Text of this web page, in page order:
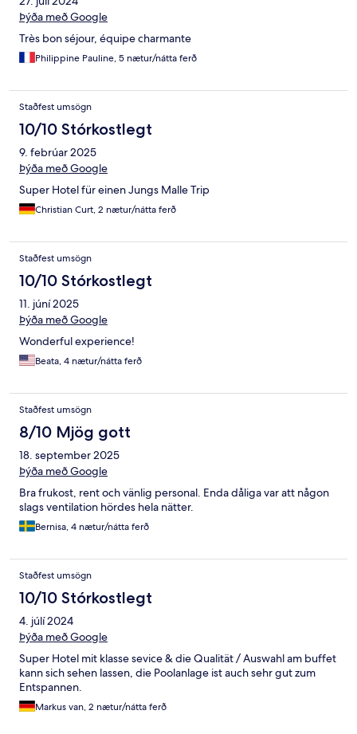
Þýða með Google
Très bon séjour, équipe charmante
Philippine Pauline, 5 nætur/nátta ferð
Staðfest umsögn
10/10 Stórkostlegt
9. febrúar 2025
Þýða með Google
Super Hotel für einen Jungs Malle Trip
Christian Curt, 2 nætur/nátta ferð
Staðfest umsögn
10/10 Stórkostlegt
11. júní 2025
Þýða með Google
Wonderful experience!
Beata, 4 nætur/nátta ferð
Staðfest umsögn
8/10 Mjög gott
18. september 2025
Þýða með Google
Bra frukost, rent och vänlig personal. Enda dåliga var att någon
slags ventilation hördes hela nätter.
Bernisa, 4 nætur/nátta ferð
Staðfest umsögn
10/10 Stórkostlegt
4. júlí 2024
Þýða með Google
Super Hotel mit klasse sevice & die Qualität / Auswahl am buffet
kann sich sehen lassen, die Poolanlage ist auch sehr gut zum
Entspannen.
Markus van, 2 nætur/nátta ferð